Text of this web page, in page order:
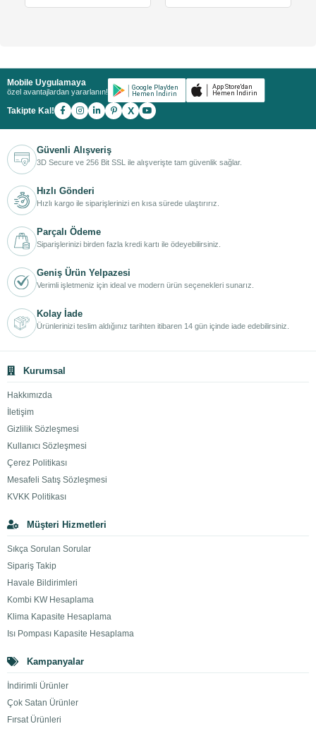
Mobile Uygulamaya
özel avantajlardan yararlanın!
Takipte Kal! X
Güvenli Alışveriş
3D Secure ve 256 Bit SSL ile alışverişte tam güvenlik sağlar.
Hızlı Gönderi
Hızlı kargo ile siparişlerinizi en kısa sürede ulaştırırız.
Parçalı Ödeme
Siparişlerinizi birden fazla kredi kartı ile ödeyebilirsiniz.
Geniş Ürün Yelpazesi
Verimli işletmeniz için ideal ve modern ürün seçenekleri sunarız.
Kolay İade
Ürünlerinizi teslim aldığınız tarihten itibaren 14 gün içinde iade edebilirsiniz.
Kurumsal
Hakkımızda
İletişim
Gizlilik Sözleşmesi
Kullanıcı Sözleşmesi
Çerez Politikası
Mesafeli Satış Sözleşmesi
KVKK Politikası
Müşteri Hizmetleri
Sıkça Sorulan Sorular
Sipariş Takip
Havale Bildirimleri
Kombi KW Hesaplama
Klima Kapasite Hesaplama
Isı Pompası Kapasite Hesaplama
Kampanyalar
İndirimli Ürünler
Çok Satan Ürünler
Fırsat Ürünleri